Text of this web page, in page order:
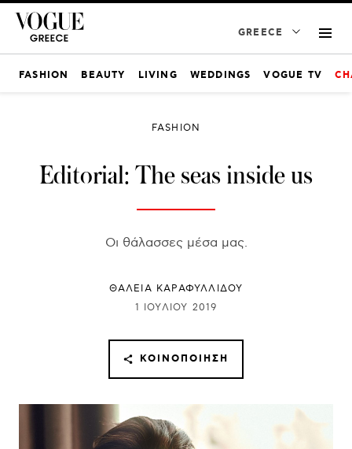
GREECE
FASHION BEAUTY LIVING WEDDINGS VOGUE TV
FASHION
Editorial: The seas inside us
Οι θάλασσες μέσα μας.
ΘΑΛΕΙΑ ΚΑΡΑΦΥΛΛΙΔΟΥ
1 ΙΟΥΛΊΟΥ 2019
ΚΟΙΝΟΠΟΊΗΣΗ